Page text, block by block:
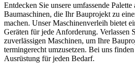
Entdecken Sie unsere umfassende
Baumaschinen, die Ihr Bauprojekt zu
machen. Unser Maschinenverleih bietet
Geräten für jede Anforderung. Verlassen
zuverlässigen Maschinen, um Ihre
termingerecht umzusetzen. Bei uns
Ausrüstung für jeden Bedarf.